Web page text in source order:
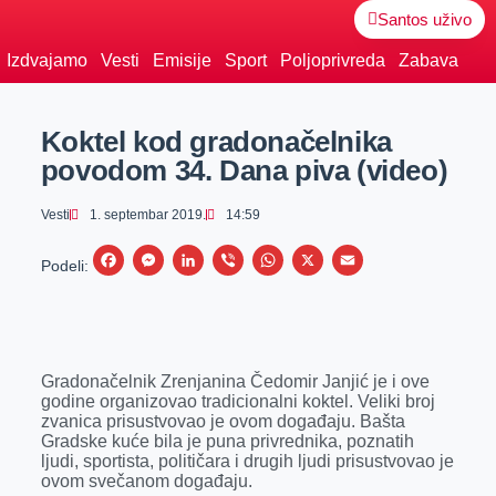
Santos uživo
Izdvajamo Vesti Emisije Sport Poljoprivreda Zabava
Koktel kod gradonačelnika
povodom 34. Dana piva (video)
Vesti 1. septembar 2019. 14:59
Podeli:
F
b
o
o
k
M
e
n
g
e
L
e
d
I
n
V
r
W
s
A
p
X
E
l
Gradonačelnik Zrenjanina Čedomir Janjić je i ove
godine organizovao tradicionalni koktel. Veliki broj
zvanica prisustvovao je ovom događaju. Bašta
Gradske kuće bila je puna privrednika, poznatih
ljudi, sportista, političara i drugih ljudi prisustvovao je
ovom svečanom događaju.